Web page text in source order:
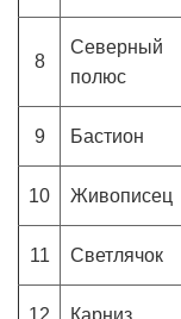
8
Северный
полюс
9 Бастион
10 Живописец
11 Светлячок